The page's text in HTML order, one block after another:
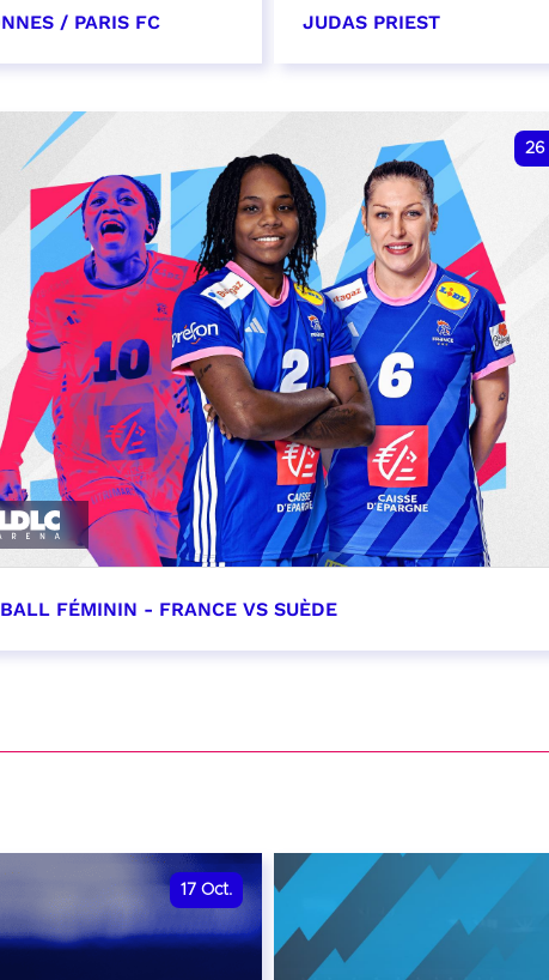
/ PARIS FC JUDAS PRIEST
26
FÉMININ - FRANCE VS SUÈDE
17 Oct.